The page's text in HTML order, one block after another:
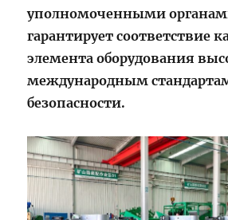
уполномоченными
гарантирует соответствие
элемента оборудования
международным
безопасности.